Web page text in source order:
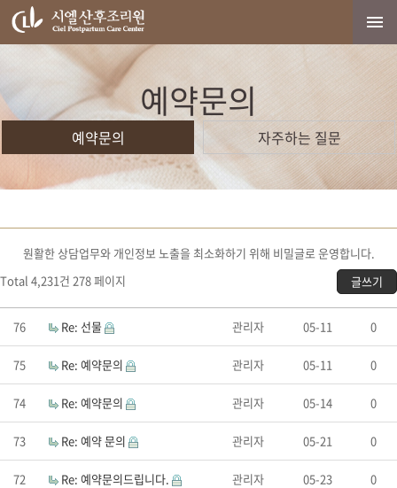
예약문의
예약문의 자주하는 질문
원활한 상담업무와 개인정보 노출을 최소화하기 위해 비밀글로 운영합니다.
Total 4,231건 278 페이지 글쓰기
76 Re: 선물 관리자 05-11 0
75 Re: 예약문의 관리자 05-11 0
74 Re: 예약문의 관리자 05-14 0
73 Re: 예약 문의 관리자 05-21 0
72 Re: 예약문의드립니다. 관리자 05-23 0